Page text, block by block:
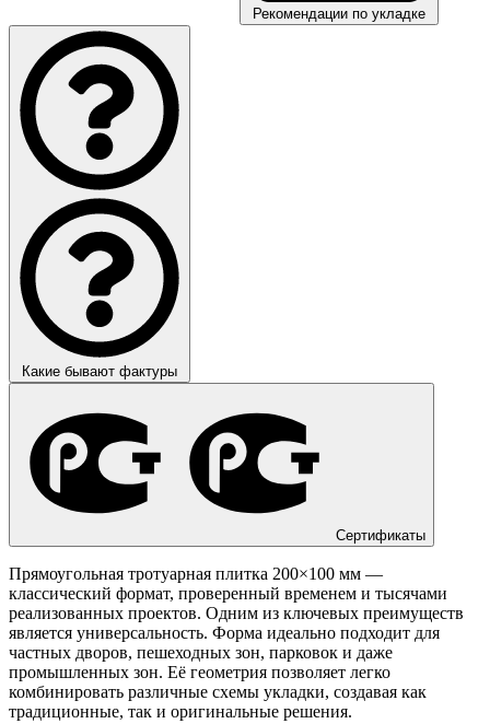
Рекомендации по укладке
Какие бывают фактуры
Сертификаты
Прямоугольная тротуарная плитка 200×100 мм —
классический формат, проверенный временем и тысячами
реализованных проектов. Одним из ключевых преимуществ
является универсальность. Форма идеально подходит для
частных дворов, пешеходных зон, парковок и даже
промышленных зон. Её геометрия позволяет легко
комбинировать различные схемы укладки, создавая как
традиционные, так и оригинальные решения.